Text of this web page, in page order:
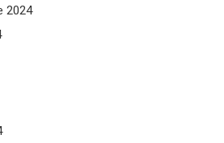
2024